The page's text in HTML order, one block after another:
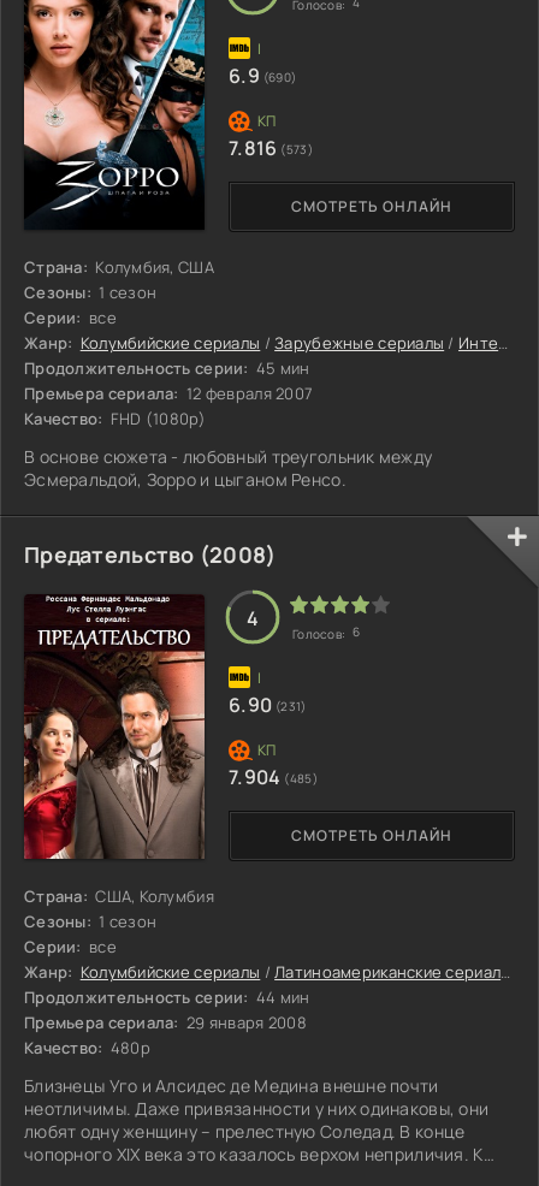
Страна: Колумбия, США
Сезоны: 1 сезон
Серии: все
Жанр: Колумбийские сериалы /Зарубежные сериалы / Интересные сериалы
Продолжительность серии: 45 мин
Премьера сериала: 12 февраля 2007
Качество: FHD (1080p)
В основе сюжета - любовный треугольник между
Эсмеральдой, Зорро и цыганом Ренсо.
СМОТРЕТЬ ОНЛАЙН
Голосов:
6.9 (690)
7.816 (573)
Предательство (2008)
Страна: США, Колумбия
Сезоны: 1 сезон
Серии: все
Жанр: Колумбийские сериалы /Латиноамериканские сериалы
Продолжительность серии: 44 мин
Премьера сериала: 29 января 2008
Качество: 480p
Близнецы Уго и Алсидес де Медина внешне почти
неотличимы. Даже привязанности у них одинаковы, они
любят одну женщину – прелестную Соледад. В конце
чопорного XIX века это казалось верхом неприличия. К
СМОТРЕТЬ ОНЛАЙН
4
Голосов: 6
6.90 (231)
7.904 (485)